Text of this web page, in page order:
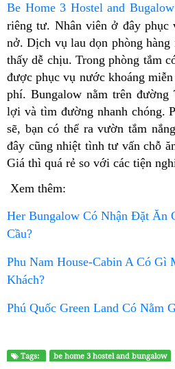
Be Home 3 Hostel and Bugalow
riêng tư. Nhân viên ở đây
nở. Dịch vụ lau dọn phòng hàng
thấy dễ chịu. Trong phòng tắm
được phục vụ nước khoáng
phí. Bungalow nằm trên
lợi và tìm đường nhanh chóng.
sẽ, bạn có thể ra vườn tắm
đây cũng nhiệt tình tư vấn chỗ
Giá thì quá rẻ so với các tiện
Xem thêm:
Her Bungalow Có Nhận Đặt Ăn
Cầu?
Phu Nam House-Cabin A Có Gì
Khách?
Phú Quốc Green Land Có Nằm
Tags: be home 3 hostel and bungalow